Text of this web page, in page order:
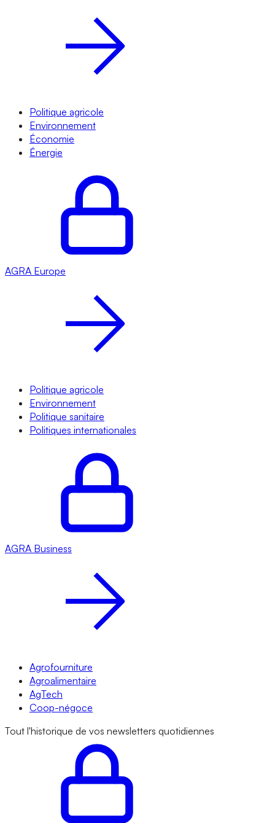
Politique agricole
Environnement
Économie
Énergie
AGRA Europe
Politique agricole
Environnement
Politique sanitaire
Politiques internationales
AGRA Business
Agrofourniture
Agroalimentaire
AgTech
Coop-négoce
Tout l'historique de vos newsletters quotidiennes